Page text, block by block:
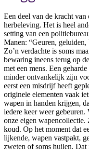
Een deel van de kracht van
herbeleving. Het is heel
setting van een
Manen: “Geuren,
Zo’n verdachte is soms
bewaring ineens terug op
met een mens. Een
minder ontvankelijk zijn
eerst een misdrijf heeft
originele elementen vaak
wapen in handen krijgen,
iedere keer weer
onze eigen wapencollectie.
koud. Op het moment dat
lijkende, wapen vastpakt,
zweten of soms huilen. Dat